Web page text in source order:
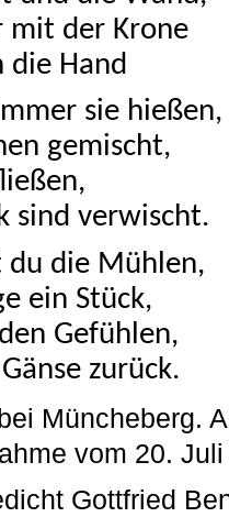
mit der Krone
die Hand
sie hießen,
gemischt,
sind verwischt.
du die Mühlen,
ein Stück,
Gefühlen,
zurück.
Müncheberg.
vom 20.
Gottfried